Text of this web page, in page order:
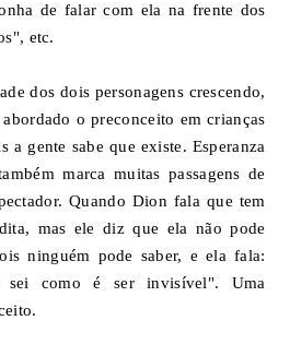
de falar com ela na frente dos
etc.
dos dois personagens crescendo,
o preconceito em crianças
a gente sabe que existe. Esperanza
marca muitas passagens de
Quando Dion fala que tem
mas ele diz que ela não pode
ninguém pode saber, e ela fala:
sei como é ser invisível". Uma